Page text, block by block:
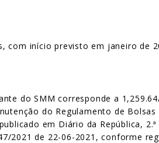
com início previsto em janeiro de
do SMM corresponde a
do Regulamento de
em Diário da República,
2021 de 22-06-2021, conforme